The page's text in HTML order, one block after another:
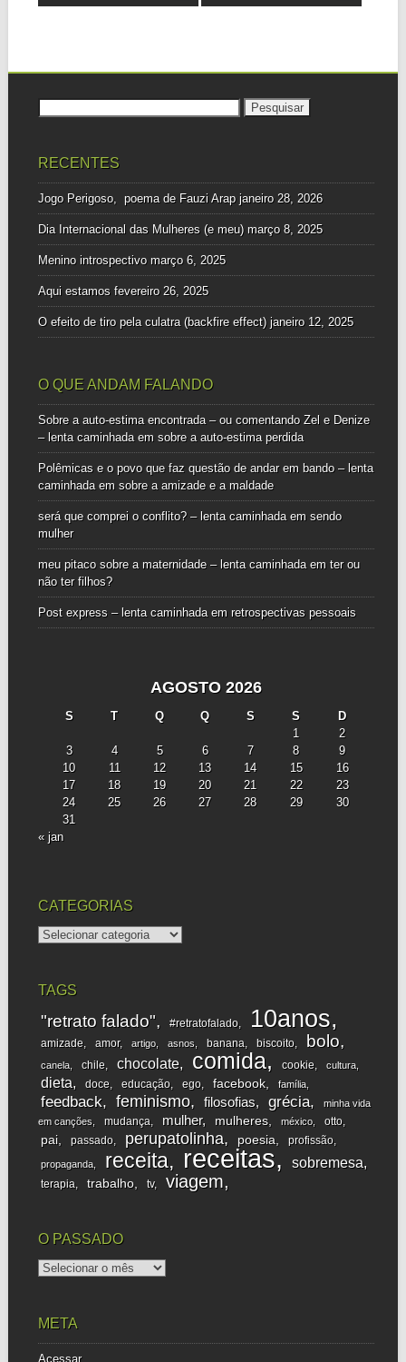
RECENTES
Jogo Perigoso, poema de Fauzi Arap janeiro 28, 2026
Dia Internacional das Mulheres (e meu) março 8, 2025
Menino introspectivo março 6, 2025
Aqui estamos fevereiro 26, 2025
O efeito de tiro pela culatra (backfire effect) janeiro 12, 2025
O QUE ANDAM FALANDO
Sobre a auto-estima encontrada – ou comentando Zel e Denize
– lenta caminhadaem sobre a auto-estima perdida
Polêmicas e o povo que faz questão de andar em bando – lenta
caminhadaem sobre a amizade e a maldade
será que comprei o conflito? – lenta caminhadaem sendo
mulher
meu pitaco sobre a maternidade – lenta caminhadaem ter ou
não ter filhos?
Post express – lenta caminhadaem retrospectivas pessoais
AGOSTO 2026
S T Q Q S S
D
1
2
3
4 5 6 7 8
9
10
11 12 13 14 15
16
17
18 19 20 21 22
23
24
25 26 27 28 29
30
31
« jan
CATEGORIAS
categorias
TAGS
"retrato falado" #retratofalado 10anos
amizade amor artigo asnos banana biscoito bolo
canela chile chocolate comida cookie cultura
dieta doce educação ego facebook família
feedback feminismo filosofias grécia
minha vida
em canções
mudança mulher mulheres méxico otto
pai passado perupatolinha poesia profissão
propaganda receita receitas sobremesa
terapia trabalho tv viagem
O PASSADO
META
Acessar